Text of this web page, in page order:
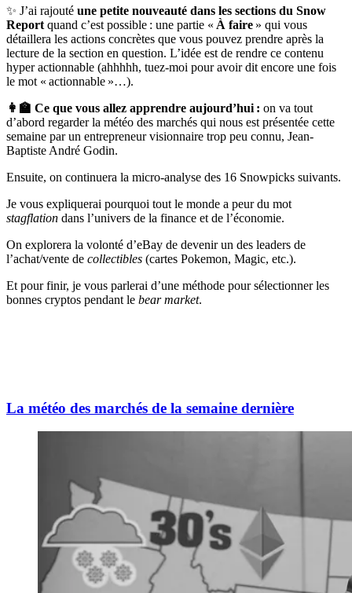
✨ J’ai rajouté une petite nouveauté dans les sections du Snow
Report quand c’est possible : une partie « À faire » qui vous
détaillera les actions concrètes que vous pouvez prendre après la
lecture de la section en question. L’idée est de rendre ce contenu
hyper actionnable (ahhhhh, tuez-moi pour avoir dit encore une fois
le mot « actionnable »…).
👩‍🏫 Ce que vous allez apprendre aujourd’hui : on va tout
d’abord regarder la météo des marchés qui nous est présentée cette
semaine par un entrepreneur visionnaire trop peu connu, Jean-
Baptiste André Godin.
Ensuite, on continuera la micro-analyse des 16 Snowpicks suivants.
Je vous expliquerai pourquoi tout le monde a peur du mot
stagflation dans l’univers de la finance et de l’économie.
On explorera la volonté d’eBay de devenir un des leaders de
l’achat/vente de collectibles (cartes Pokemon, Magic, etc.).
Et pour finir, je vous parlerai d’une méthode pour sélectionner les
bonnes cryptos pendant le bear market.
La météo des marchés de la semaine dernière